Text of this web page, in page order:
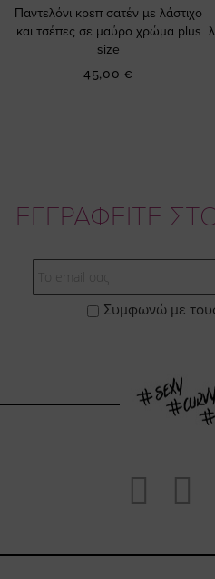
Παντελόνι κρεπ σατέν με λάστιχο
και τσέπες σε μαύρο χρώμα plus
size
45,00 €
ΕΓΓΡΑΦΕΙΤΕ
Συμφωνώ με
Visit